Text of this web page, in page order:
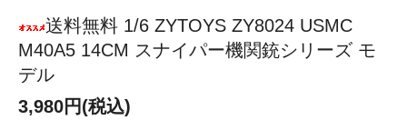
送料無料 1/6 ZYTOYS ZY8024 USMC
M40A5 14CM スナイパー機関銃シリーズ モ
デル
3,980円(税込)